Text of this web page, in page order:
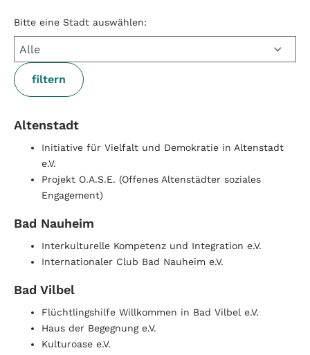
Bitte eine Stadt auswählen:
Altenstadt
Initiative für Vielfalt und Demokratie in Altenstadt
e.V.
Projekt O.A.S.E. (Offenes Altenstädter soziales
Engagement)
Bad Nauheim
Interkulturelle Kompetenz und Integration e.V.
Internationaler Club Bad Nauheim e.V.
Bad Vilbel
Flüchtlingshilfe Willkommen in Bad Vilbel e.V.
Haus der Begegnung e.V.
Kulturoase e.V.